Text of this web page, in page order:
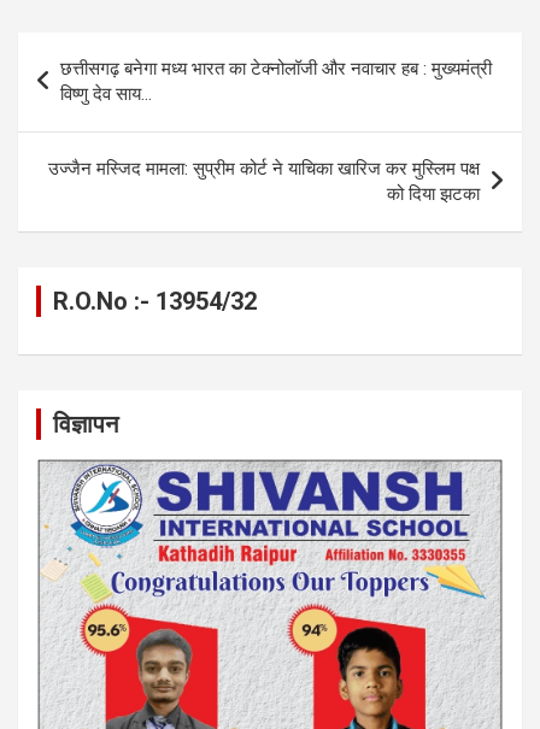
o
o
k
g
er
A
p
a
n
navigation
छत्तीसगढ़ बनेगा मध्य भारत का टेक्नोलॉजी और नवाचार हब : मुख्यमंत्री
विष्णु देव साय…
उज्जैन मस्जिद मामला: सुप्रीम कोर्ट ने याचिका खारिज कर मुस्लिम पक्ष
को दिया झटका
R.O.No :- 13954/32
विज्ञापन